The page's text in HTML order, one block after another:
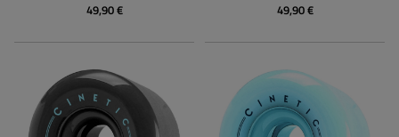
49,90 €
49,90 €